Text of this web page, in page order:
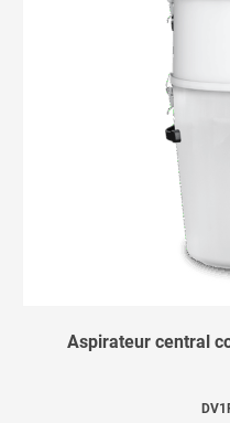
Aspirateur central